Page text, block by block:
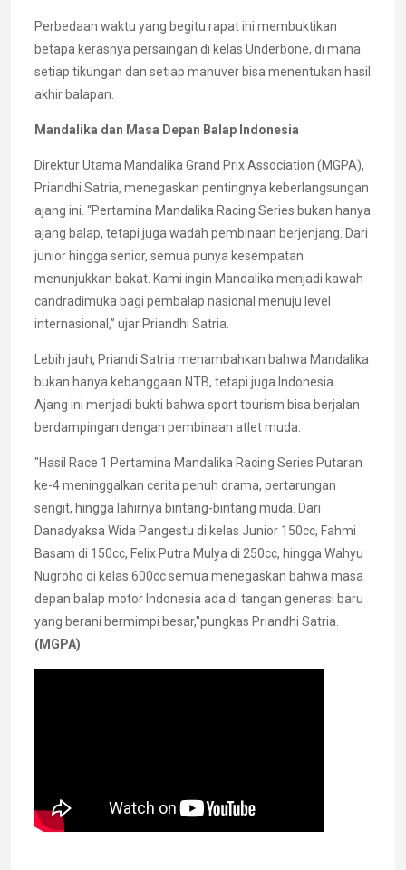
Perbedaan waktu yang begitu rapat ini membuktikan
betapa kerasnya persaingan di kelas Underbone, di mana
setiap tikungan dan setiap manuver bisa menentukan hasil
akhir balapan.
Mandalika dan Masa Depan Balap Indonesia
Direktur Utama Mandalika Grand Prix Association (MGPA),
Priandhi Satria, menegaskan pentingnya keberlangsungan
ajang ini. “Pertamina Mandalika Racing Series bukan hanya
ajang balap, tetapi juga wadah pembinaan berjenjang. Dari
junior hingga senior, semua punya kesempatan
menunjukkan bakat. Kami ingin Mandalika menjadi kawah
candradimuka bagi pembalap nasional menuju level
internasional,” ujar Priandhi Satria.
Lebih jauh, Priandi Satria menambahkan bahwa Mandalika
bukan hanya kebanggaan NTB, tetapi juga Indonesia.
Ajang ini menjadi bukti bahwa sport tourism bisa berjalan
berdampingan dengan pembinaan atlet muda.
"Hasil Race 1 Pertamina Mandalika Racing Series Putaran
ke-4 meninggalkan cerita penuh drama, pertarungan
sengit, hingga lahirnya bintang-bintang muda. Dari
Danadyaksa Wida Pangestu di kelas Junior 150cc, Fahmi
Basam di 150cc, Felix Putra Mulya di 250cc, hingga Wahyu
Nugroho di kelas 600cc semua menegaskan bahwa masa
depan balap motor Indonesia ada di tangan generasi baru
yang berani bermimpi besar,"pungkas Priandhi Satria.
(MGPA)